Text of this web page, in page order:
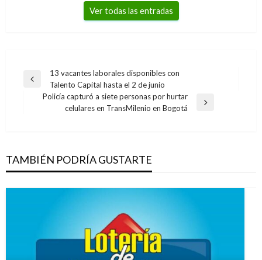
Ver todas las entradas
Navegación
entradas
Entrada
anterior
13 vacantes laborales disponibles con
Talento Capital hasta el 2 de junio
Policía capturó a siete personas por hurtar
celulares en TransMilenio en Bogotá
TAMBIÉN PODRÍA GUSTARTE